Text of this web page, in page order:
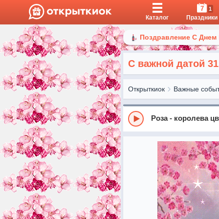
Каталог
7 1
Праздники
Поздравление С
С важной датой
Открыткиок Важные
Роза - королева